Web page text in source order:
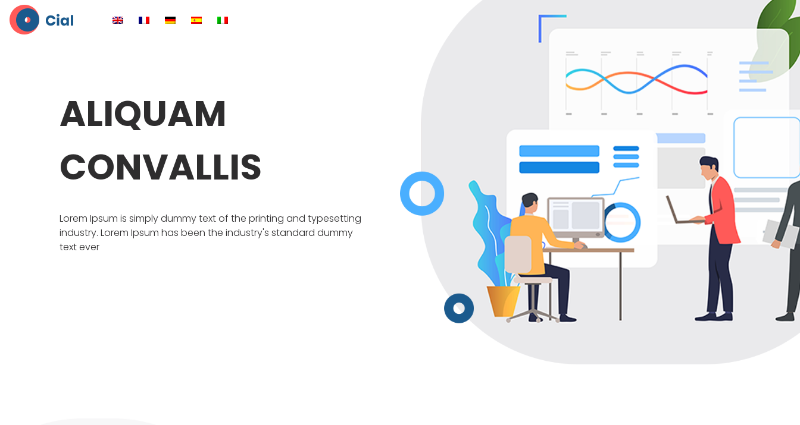
ALIQUAM
CONVALLIS
Lorem Ipsum is simply dummy text of the printing and typesetting
industry. Lorem Ipsum has been the industry's standard dummy
text ever